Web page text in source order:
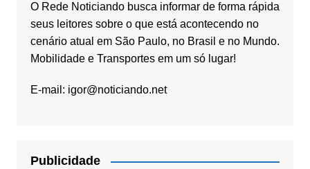
O Rede Noticiando busca informar de forma rápida
seus leitores sobre o que está acontecendo no
cenário atual em São Paulo, no Brasil e no Mundo.
Mobilidade e Transportes em um só lugar!
E-mail: igor@noticiando.net
Publicidade